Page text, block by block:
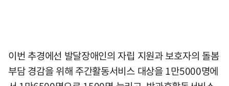
이번 추경에선 발달장애인의 자립 지원과 보호자의 돌봄
부담 경감을 위해 주간활동서비스 대상을 1만5000명에